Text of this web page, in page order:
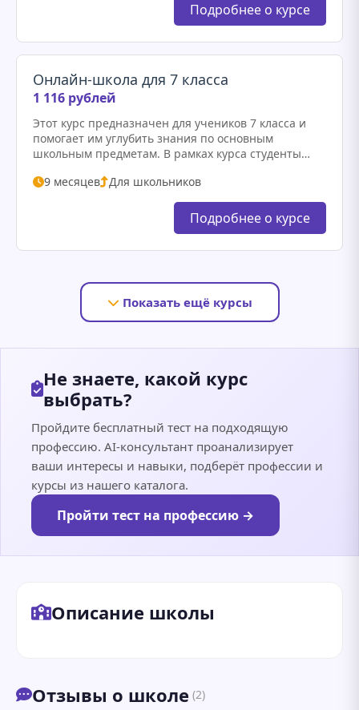
Подробнее о курсе
Онлайн-школа для 7 класса
1 116 рублей
Этот курс предназначен для учеников 7 класса и
помогает им углубить знания по основным
школьным предметам. В рамках курса студенты
литературу, английский язык и другие…
9 месяцев Для школьников
Подробнее о курсе
Показать ещё курсы
Не знаете, какой курс
выбрать?
Пройдите бесплатный тест на подходящую
профессию. AI-консультант проанализирует
ваши интересы и навыки, подберёт профессии и
курсы из нашего каталога.
Пройти тест на профессию →
Описание школы
Отзывы о школе (2)